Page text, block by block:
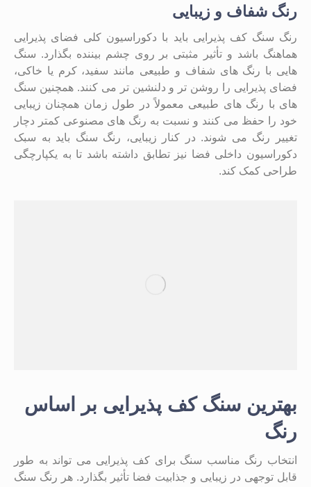
رنگ شفاف و زیبایی
رنگ سنگ کف پذیرایی باید با دکوراسیون کلی فضای پذیرایی
هماهنگ باشد و تأثیر مثبتی بر روی چشم بیننده بگذارد. سنگ
‌هایی با رنگ‌ های شفاف و طبیعی مانند سفید، کرم یا خاکی،
فضای پذیرایی را روشن‌ تر و دلنشین ‌تر می ‌کنند. همچنین سنگ
‌های با رنگ ‌های طبیعی معمولاً در طول زمان همچنان زیبایی
خود را حفظ می‌ کنند و نسبت به رنگ‌ های مصنوعی کمتر دچار
تغییر رنگ می‌ شوند. در کنار زیبایی، رنگ سنگ باید به سبک
دکوراسیون داخلی فضا نیز تطابق داشته باشد تا به یکپارچگی
طراحی کمک کند.
بهترین سنگ کف پذیرایی بر اساس
رنگ
انتخاب رنگ مناسب سنگ برای کف پذیرایی می ‌تواند به‌ طور
قابل ‌توجهی در زیبایی و جذابیت فضا تأثیر بگذارد. هر رنگ سنگ